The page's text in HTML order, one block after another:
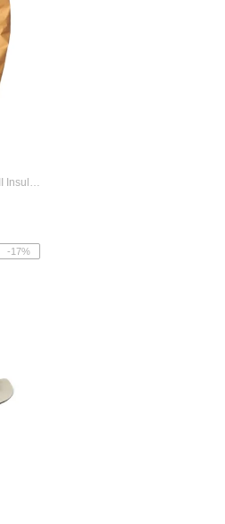
Jaqueta Columbia Watertight II Insulated...
-17%